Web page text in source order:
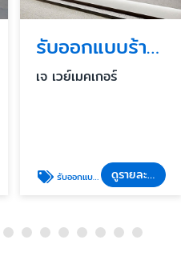
รับออกแบบร้านค้า ร้านอาหารในห้าง
เจ เวย์เมคเกอร์
รับออกแบบก่อสร้าง ดูรายละเอียด